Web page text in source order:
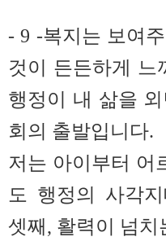
- 9 -복지는 보여
것이 든든하게 느
행정이 내 삶을
회의 출발입니다.
저는 아이부터 어
도 행정의 사각
셋째, 활력이 넘